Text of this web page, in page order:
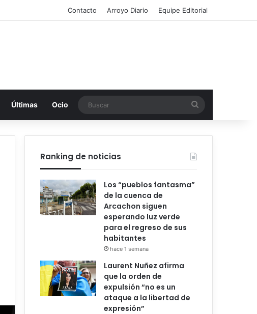
Contacto Arroyo Diario Equipe Editorial
Últimas Ocio
Ranking de noticias
Los “pueblos fantasma”
de la cuenca de
Arcachon siguen
esperando luz verde
para el regreso de sus
habitantes
hace 1 semana
Laurent Nuñez afirma
que la orden de
expulsión “no es un
ataque a la libertad de
expresión”